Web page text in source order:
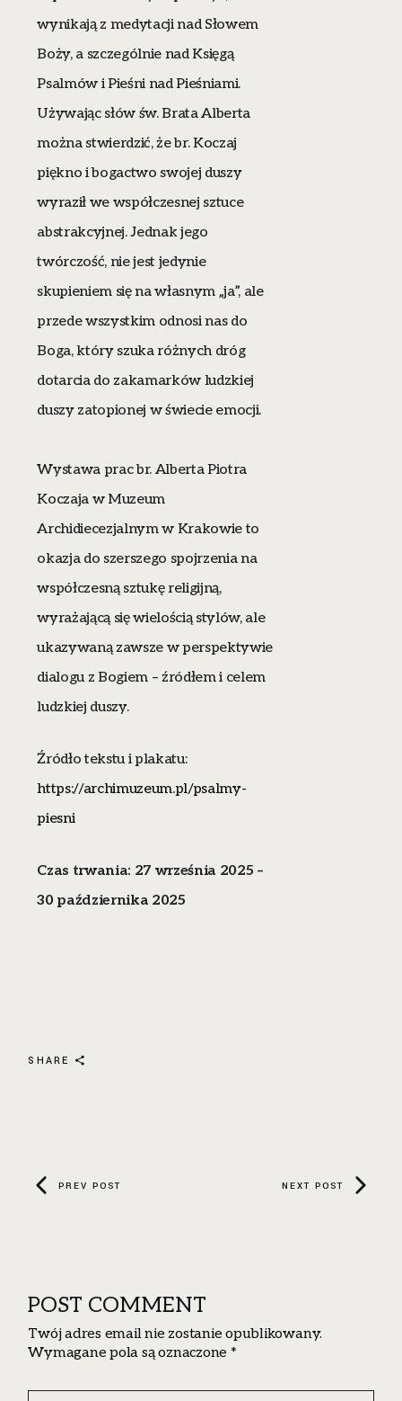
wynikają z medytacji nad Słowem
Boży, a szczególnie nad Księgą
Psalmów i Pieśni nad Pieśniami.
Używając słów św. Brata Alberta
można stwierdzić, że br. Koczaj
piękno i bogactwo swojej duszy
wyraził we współczesnej sztuce
abstrakcyjnej. Jednak jego
twórczość, nie jest jedynie
skupieniem się na własnym „ja”, ale
przede wszystkim odnosi nas do
Boga, który szuka różnych dróg
dotarcia do zakamarków ludzkiej
duszy zatopionej w świecie emocji.
Wystawa prac br. Alberta Piotra
Koczaja w Muzeum
Archidiecezjalnym w Krakowie to
okazja do szerszego spojrzenia na
współczesną sztukę religijną,
wyrażającą się wielością stylów, ale
ukazywaną zawsze w perspektywie
dialogu z Bogiem – źródłem i celem
ludzkiej duszy.
Źródło tekstu i plakatu:
https://archimuzeum.pl/psalmy-
piesni
Czas trwania: 27 września 2025 –
30 października 2025
SHARE
PREV POST NEXT POST
POST COMMENT
Twój adres email nie zostanie opublikowany.
Wymagane pola są oznaczone *